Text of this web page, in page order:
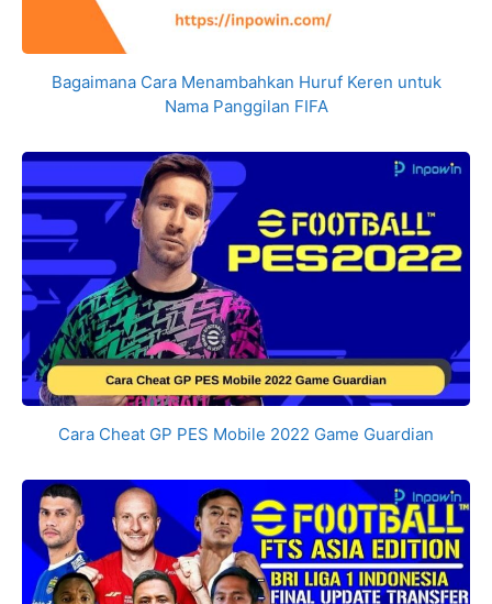
Bagaimana Cara Menambahkan Huruf Keren untuk
Nama Panggilan FIFA
Cara Cheat GP PES Mobile 2022 Game Guardian